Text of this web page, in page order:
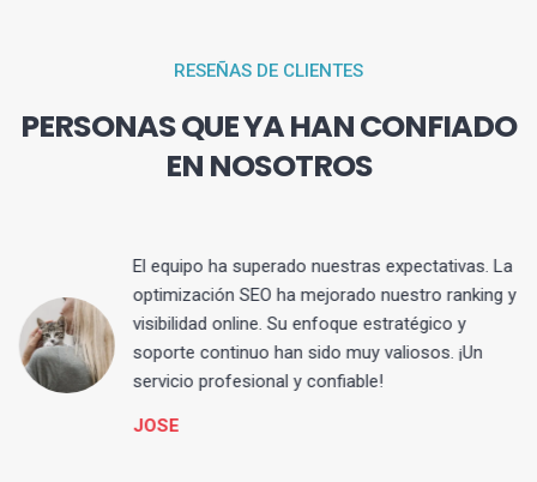
RESEÑAS DE CLIENTES
PERSONAS QUE YA HAN CONFIADO
EN NOSOTROS
El equipo ha superado nuestras expectativas. La
optimización SEO ha mejorado nuestro ranking y
visibilidad online. Su enfoque estratégico y
soporte continuo han sido muy valiosos. ¡Un
servicio profesional y confiable!
JOSE